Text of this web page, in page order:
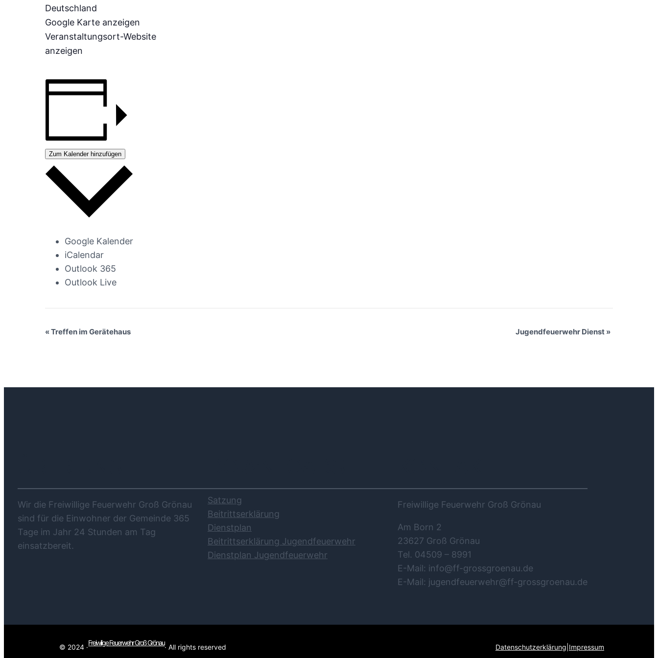
Deutschland
Google Karte anzeigen
Veranstaltungsort-Website
anzeigen
Zum Kalender hinzufügen
Google Kalender
iCalendar
Outlook 365
Outlook Live
Veranstaltung-
«Treffen im Gerätehaus Jugendfeuerwehr Dienst »
Wir die Freiwillige Feuerwehr Groß Grönau
sind für die Einwohner der Gemeinde 365
Tage im Jahr 24 Stunden am Tag
einsatzbereit.
Satzung
Beitrittserklärung
Dienstplan
Beitrittserklärung Jugendfeuerwehr
Dienstplan Jugendfeuerwehr
Freiwillige Feuerwehr Groß Grönau
Am Born 2
23627 Groß Grönau
Tel. 04509 – 8991
E-Mail: info@ff-grossgroenau.de
E-Mail: jugendfeuerwehr@ff-grossgroenau.de
© 2024 ·
Freiwilige Feuerwehr Groß Grönau
· All rights reserved Datenschutzerklärung Impressum